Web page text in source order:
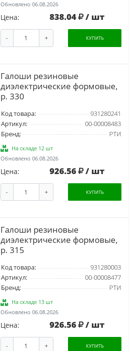
Обновлено 06.08.2026
Цена: 838.04 / шт
- + КУПИТЬ
Галоши резиновые
диэлектрические формовые,
р. 330
Код товара:
931280241
Артикул:
00-00008483
Бренд:
РТИ
На складе 12 шт
Обновлено 06.08.2026
Цена: 926.56 / шт
- + КУПИТЬ
Галоши резиновые
диэлектрические формовые,
р. 315
Код товара:
931280003
Артикул:
00-00008477
Бренд:
РТИ
На складе 13 шт
Обновлено 06.08.2026
Цена: 926.56 / шт
- + КУПИТЬ